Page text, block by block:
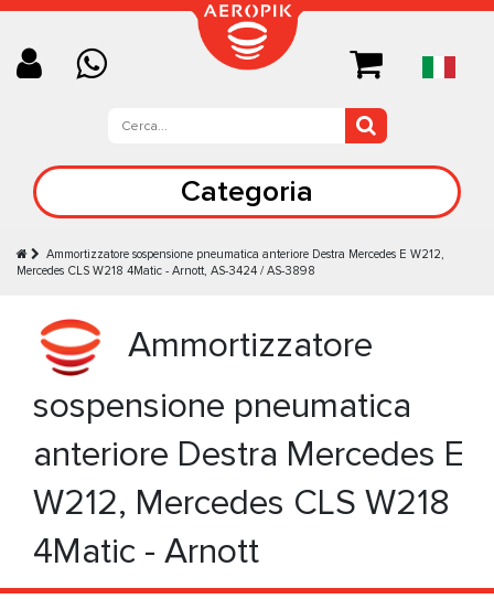
Categoria
Ammortizzatore sospensione pneumatica anteriore Destra Mercedes E W212,
Mercedes CLS W218 4Matic - Arnott, AS-3424 / AS-3898
Ammortizzatore
sospensione pneumatica
anteriore Destra Mercedes E
W212, Mercedes CLS W218
4Matic - Arnott